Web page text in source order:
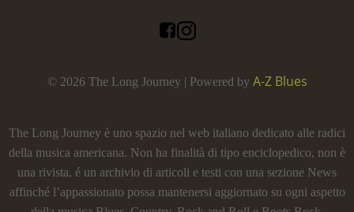
© 2026 The Long Journey | Powered by A-Z Blues
The Long Journey è uno spazio nel web italiano dedicato alle radici
della musica americana. Non ha finalità di tipo enciclopedico, non è
una rivista, é un archivio di articoli e testi con una sezione News
affinché l’appassionato possa mantenersi aggiornato su ogni aspetto